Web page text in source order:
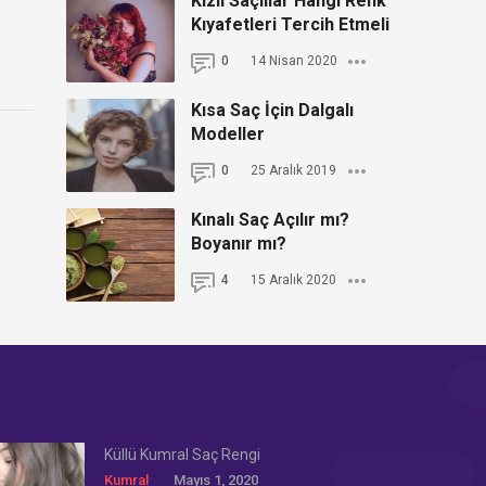
Kıyafetleri Tercih Etmeli
0 14 Nisan 2020
Kısa Saç İçin Dalgalı
Modeller
0 25 Aralık 2019
Kınalı Saç Açılır mı?
Boyanır mı?
4 15 Aralık 2020
Küllü Kumral Saç Rengi
Kumral Mayıs 1, 2020